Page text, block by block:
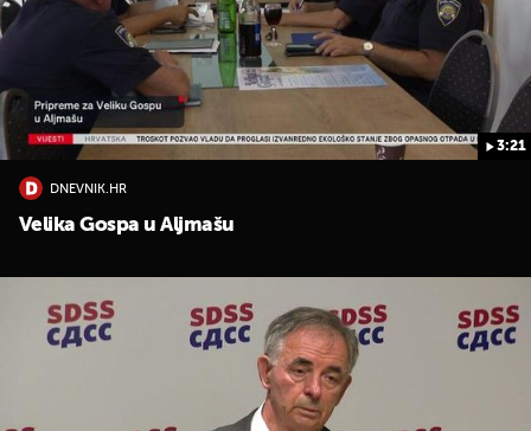
3:21
DNEVNIK.HR
Velika Gospa u Aljmašu